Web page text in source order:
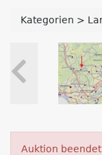
Kategorien >
Auktion beendet